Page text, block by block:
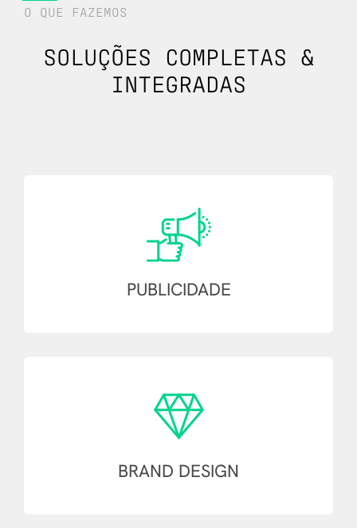
O QUE FAZEMOS
SOLUÇÕES COMPLETAS &
INTEGRADAS
PUBLICIDADE
BRAND DESIGN